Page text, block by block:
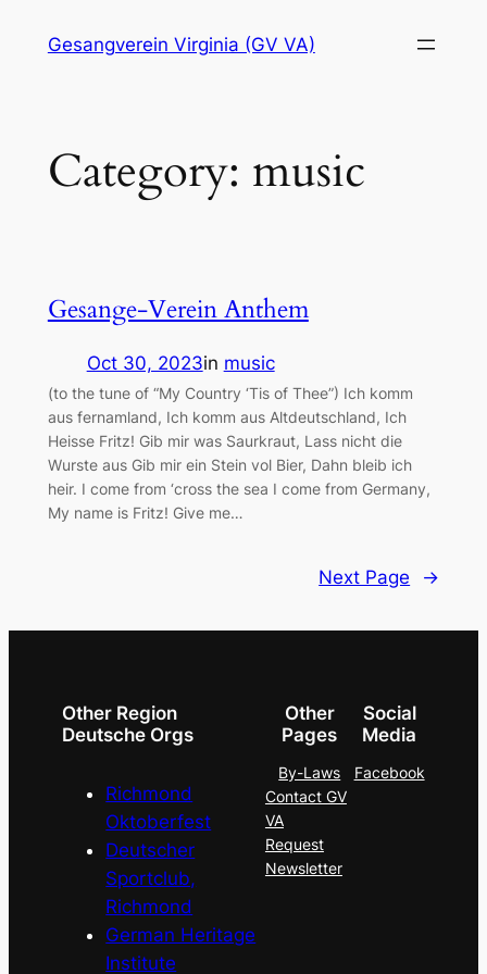
Gesangverein Virginia (GV VA)
Category: music
Gesange-Verein Anthem
Oct 30, 2023in music
(to the tune of “My Country ‘Tis of Thee”) Ich komm
aus fernamland, Ich komm aus Altdeutschland, Ich
Heisse Fritz! Gib mir was Saurkraut, Lass nicht die
Wurste aus Gib mir ein Stein vol Bier, Dahn bleib ich
heir. I come from ‘cross the sea I come from Germany,
My name is Fritz! Give me…
Next Page →
Other Region
Deutsche Orgs
Richmond
Oktoberfest
Deutscher
Sportclub,
Richmond
German Heritage
Institute
Other
Pages
By-Laws
Contact GV
VA
Request
Newsletter
Social
Media
Facebook